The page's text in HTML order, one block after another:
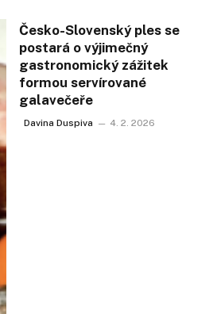
Česko-Slovenský ples se
postará o výjimečný
gastronomický zážitek
formou servírované
galavečeře
Davina Duspiva 4. 2. 2026